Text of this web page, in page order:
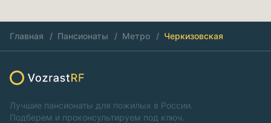
Главная Пансионаты Метро Черкизовская
Лучшие пансионаты для пожилых в России.
Подберем и проконсультируем под ключ.